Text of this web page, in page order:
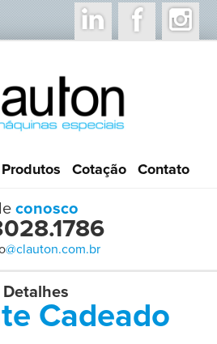
Produtos Cotação Contato
conosco
@clauton.com.br
Detalhes
Cadeado